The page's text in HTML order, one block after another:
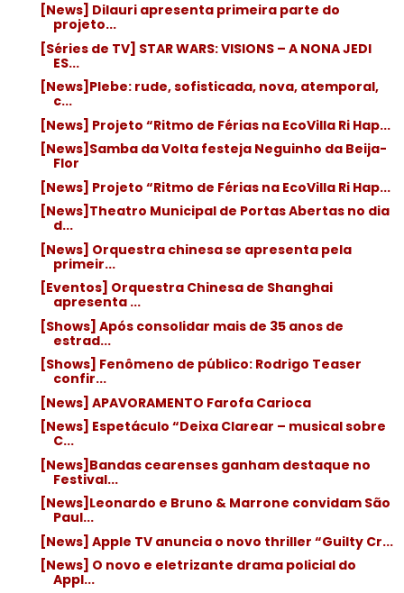
[News] Dilauri apresenta primeira parte do
projeto...
[Séries de TV] STAR WARS: VISIONS – A NONA JEDI
ES...
[News]Plebe: rude, sofisticada, nova, atemporal,
c...
[News] Projeto “Ritmo de Férias na EcoVilla Ri Hap...
[News]Samba da Volta festeja Neguinho da Beija-
Flor
[News] Projeto “Ritmo de Férias na EcoVilla Ri Hap...
[News]Theatro Municipal de Portas Abertas no dia
d...
[News] Orquestra chinesa se apresenta pela
primeir...
[Eventos] Orquestra Chinesa de Shanghai
apresenta ...
[Shows] Após consolidar mais de 35 anos de
estrad...
[Shows] Fenômeno de público: Rodrigo Teaser
confir...
[News] APAVORAMENTO Farofa Carioca
[News] Espetáculo “Deixa Clarear – musical sobre
C...
[News]Bandas cearenses ganham destaque no
Festival...
[News]Leonardo e Bruno & Marrone convidam São
Paul...
[News] Apple TV anuncia o novo thriller “Guilty Cr...
[News] O novo e eletrizante drama policial do
Appl...